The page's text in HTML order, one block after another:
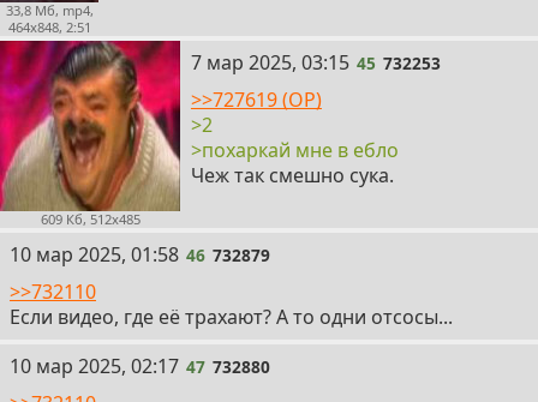
33,8 Мб, mp4,
464x848, 2:51
609 Кб, 512x485
45
7 мар 2025, 03:15 45 732253
>>727619 (OP)
>2
>похаркай мне в ебло
Чеж так смешно сука.
46
10 мар 2025, 01:58 46 732879
>>732110
Если видео, где её трахают? А то одни отсосы...
47
10 мар 2025, 02:17 47 732880